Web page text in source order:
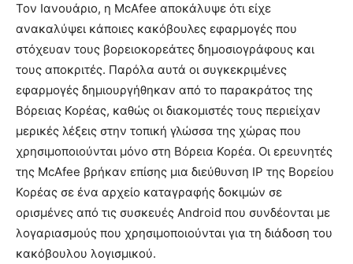
Τον Ιανουάριο, η McAfee αποκάλυψε ότι είχε
ανακαλύψει κάποιες κακόβουλες εφαρμογές που
στόχευαν τους βορειοκορεάτες δημοσιογράφους και
τους αποκριτές. Παρόλα αυτά οι συγκεκριμένες
εφαρμογές δημιουργήθηκαν από το παρακράτος της
Βόρειας Κορέας, καθώς οι διακομιστές τους περιείχαν
μερικές λέξεις στην τοπική γλώσσα της χώρας που
χρησιμοποιούνται μόνο στη Βόρεια Κορέα. Οι ερευνητές
της McAfee βρήκαν επίσης μια διεύθυνση IP της Βορείου
Κορέας σε ένα αρχείο καταγραφής δοκιμών σε
ορισμένες από τις συσκευές Android που συνδέονται με
λογαριασμούς που χρησιμοποιούνται για τη διάδοση του
κακόβουλου λογισμικού.